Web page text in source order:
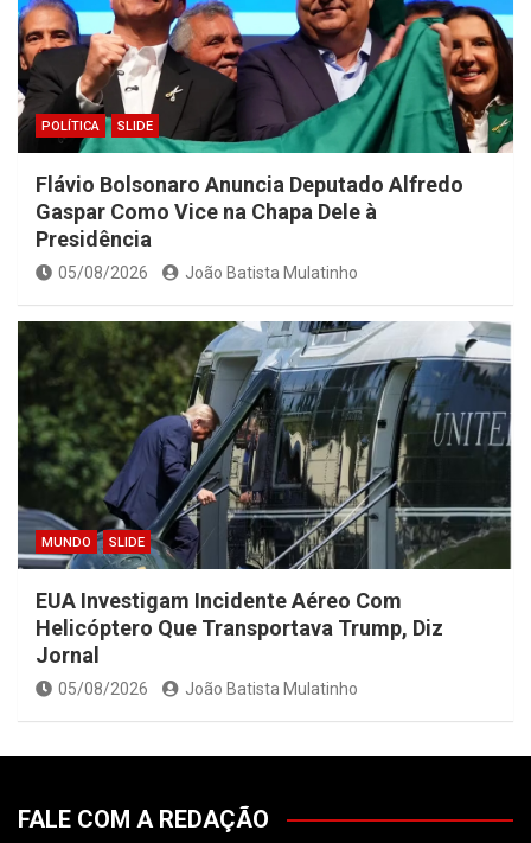
POLÍTICA SLIDE
Flávio Bolsonaro Anuncia Deputado Alfredo
Gaspar Como Vice na Chapa Dele à
Presidência
05/08/2026 João Batista Mulatinho
MUNDO SLIDE
EUA Investigam Incidente Aéreo Com
Helicóptero Que Transportava Trump, Diz
Jornal
05/08/2026 João Batista Mulatinho
FALE COM A REDAÇÃO